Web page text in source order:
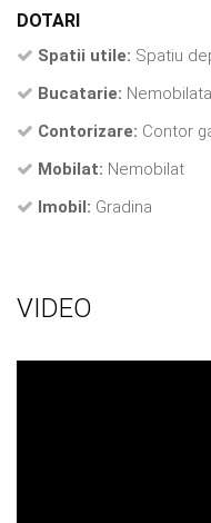
DOTARI
Spatii utile: Spatiu
Bucatarie: Nemobilata
Contorizare: Contor
Mobilat: Nemobilat
Imobil: Gradina
VIDEO